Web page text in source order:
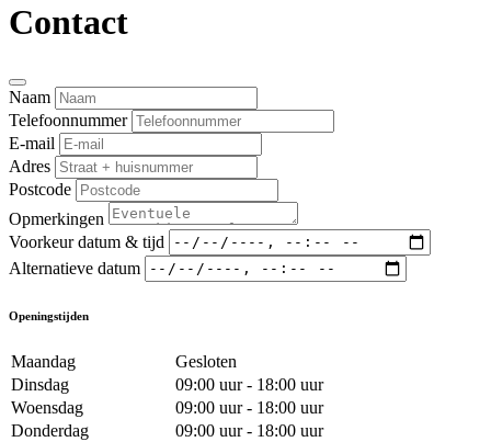
Contact
Naam
Telefoonnummer
E-mail
Adres
Postcode
Opmerkingen
Voorkeur datum & tijd
Alternatieve datum
Openingstijden
Maandag
Gesloten
Dinsdag
09:00 uur - 18:00 uur
Woensdag
09:00 uur - 18:00 uur
Donderdag
09:00 uur - 18:00 uur